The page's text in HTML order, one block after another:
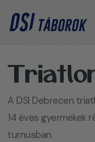
Triatlo
A DSI Debrecen
14 éves gyermekek
turnusban.